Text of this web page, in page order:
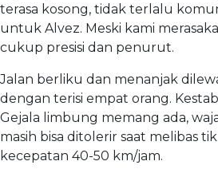
terasa kosong, tidak terlalu
untuk Alvez. Meski kami
cukup presisi dan penurut.
Jalan berliku dan menanjak
dengan terisi empat orang.
Gejala limbung memang ada,
masih bisa ditolerir saat melibas
kecepatan 40-50 km/jam.